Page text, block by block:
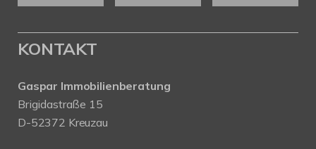
KONTAKT
Gaspar Immobilienberatung
Brigidastraße 15
D-52372 Kreuzau